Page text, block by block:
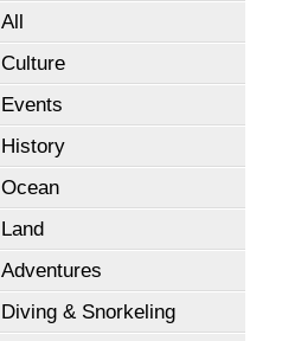
All
Culture
Events
History
Ocean
Land
Adventures
Diving & Snorkeling